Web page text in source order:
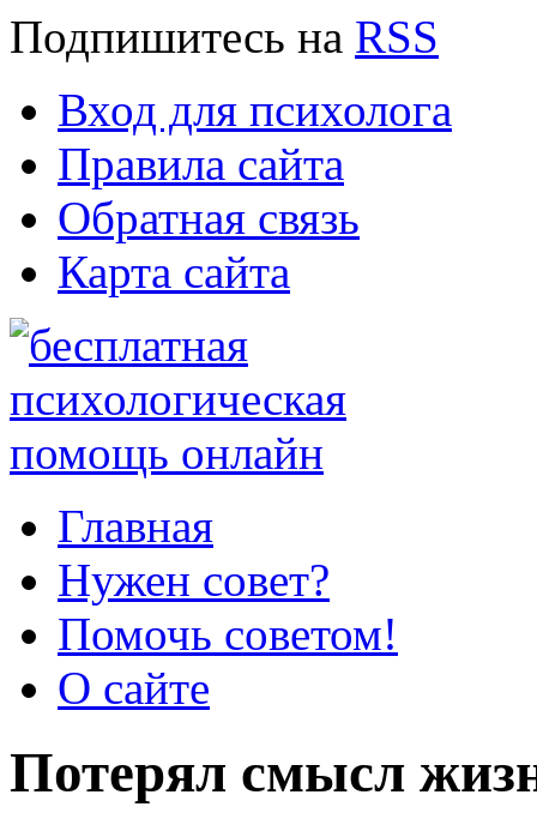
Подпишитесь на RSS
Вход для психолога
Правила сайта
Обратная связь
Карта сайта
Главная
Нужен совет?
Помочь советом!
О сайте
Потерял смысл